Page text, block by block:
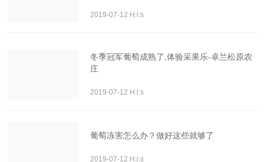
2019-07-12 H:i:s
冬季冠军葡萄成熟了,体验采果乐-卓兰松原农
庄
2019-07-12 H:i:s
葡萄冻害怎么办？做好这些就够了
2019-07-12 H:i:s